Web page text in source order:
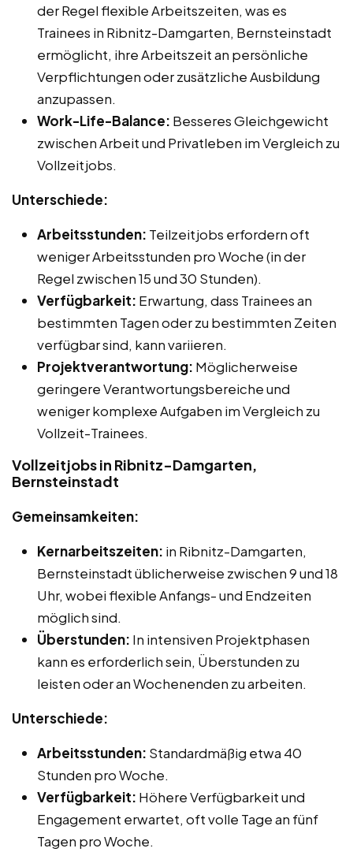
der Regel flexible Arbeitszeiten, was es
Trainees in Ribnitz-Damgarten, Bernsteinstadt
ermöglicht, ihre Arbeitszeit an persönliche
Verpflichtungen oder zusätzliche Ausbildung
anzupassen.
Work-Life-Balance: Besseres Gleichgewicht
zwischen Arbeit und Privatleben im Vergleich zu
Vollzeitjobs.
Unterschiede:
Arbeitsstunden: Teilzeitjobs erfordern oft
weniger Arbeitsstunden pro Woche (in der
Regel zwischen 15 und 30 Stunden).
Verfügbarkeit: Erwartung, dass Trainees an
bestimmten Tagen oder zu bestimmten Zeiten
verfügbar sind, kann variieren.
Projektverantwortung: Möglicherweise
geringere Verantwortungsbereiche und
weniger komplexe Aufgaben im Vergleich zu
Vollzeit-Trainees.
Vollzeitjobs in Ribnitz-Damgarten,
Bernsteinstadt
Gemeinsamkeiten:
Kernarbeitszeiten: in Ribnitz-Damgarten,
Bernsteinstadt üblicherweise zwischen 9 und 18
Uhr, wobei flexible Anfangs- und Endzeiten
möglich sind.
Überstunden: In intensiven Projektphasen
kann es erforderlich sein, Überstunden zu
leisten oder an Wochenenden zu arbeiten.
Unterschiede:
Arbeitsstunden: Standardmäßig etwa 40
Stunden pro Woche.
Verfügbarkeit: Höhere Verfügbarkeit und
Engagement erwartet, oft volle Tage an fünf
Tagen pro Woche.